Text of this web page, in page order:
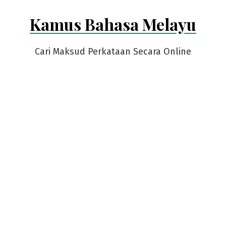
Kamus Bahasa Melayu
Cari Maksud Perkataan Secara Online